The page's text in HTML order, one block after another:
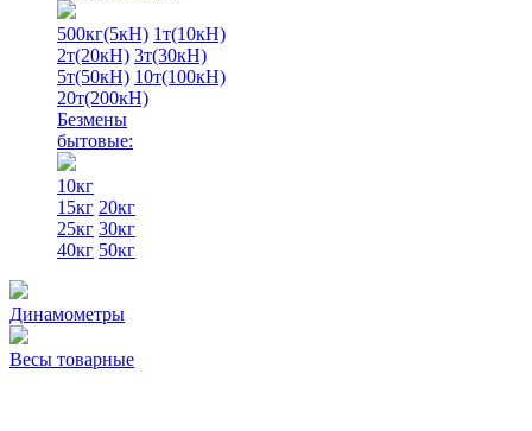
500кг(5кН) 1т(10кН)
2т(20кН) 3т(30кН)
5т(50кН) 10т(100кН)
20т(200кН)
Безмены
бытовые:
10кг
15кг 20кг
25кг 30кг
40кг 50кг
Динамометры
Весы товарные